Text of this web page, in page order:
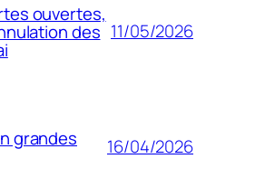
ouvertes,
des 11/05/2026
grandes 16/04/2026